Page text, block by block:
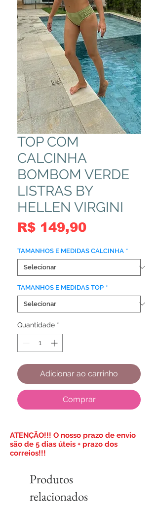
TOP COM
CALCINHA
BOMBOM VERDE
LISTRAS BY
HELLEN VIRGINI
R$ 149,90Preço
TAMANHOS E MEDIDAS CALCINHA *
TAMANHOS E MEDIDAS TOP *
Quantidade *
Adicionar ao carrinho
Comprar
​ATENÇÃO!!! O nosso prazo de envio
são de 5 dias úteis + prazo dos
correios!!!
Produtos
relacionados